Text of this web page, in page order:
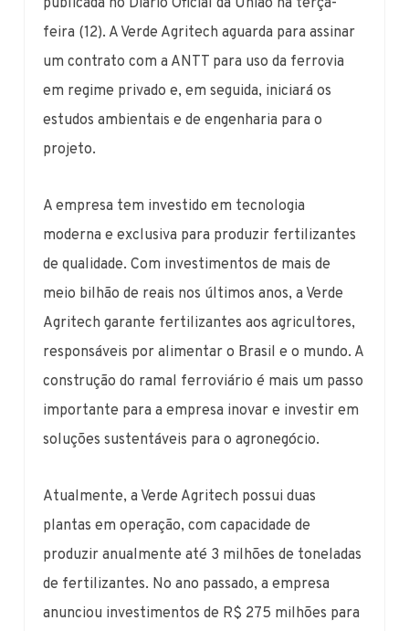
feira (12). A Verde Agritech aguarda para assinar
um contrato com a ANTT para uso da ferrovia
em regime privado e, em seguida, iniciará os
estudos ambientais e de engenharia para o
projeto.
A empresa tem investido em tecnologia
moderna e exclusiva para produzir fertilizantes
de qualidade. Com investimentos de mais de
meio bilhão de reais nos últimos anos, a Verde
Agritech garante fertilizantes aos agricultores,
responsáveis por alimentar o Brasil e o mundo. A
construção do ramal ferroviário é mais um passo
importante para a empresa inovar e investir em
soluções sustentáveis para o agronegócio.
Atualmente, a Verde Agritech possui duas
plantas em operação, com capacidade de
produzir anualmente até 3 milhões de toneladas
de fertilizantes. No ano passado, a empresa
anunciou investimentos de R$ 275 milhões para